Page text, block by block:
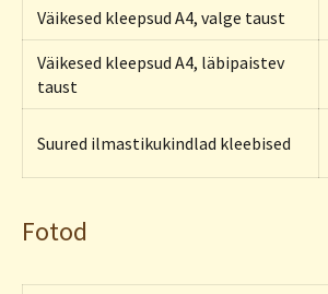
Väikesed kleepsud A4, valge taust
Väikesed kleepsud A4, läbipaistev
taust
Suured ilmastikukindlad kleebised
Fotod